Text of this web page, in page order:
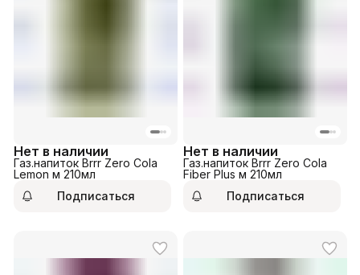
Нет в наличии
Газ.напиток Brrr Zero Cola
Lemon м 210мл
Подписаться
Нет в наличии
Газ.напиток Brrr Zero Cola
Fiber Plus м 210мл
Подписаться